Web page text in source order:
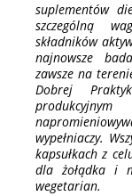
suplementów
szczególną
składników
najnowsze
zawsze na
Dobrej
wypełniaczy.
kapsułkach z
dla żołądka i
wegetarian.